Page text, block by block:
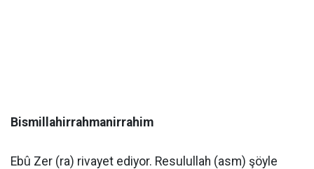
Bismillahirrahmanirrahim
Ebû Zer (ra) rivayet ediyor. Resulullah (asm) şöyle